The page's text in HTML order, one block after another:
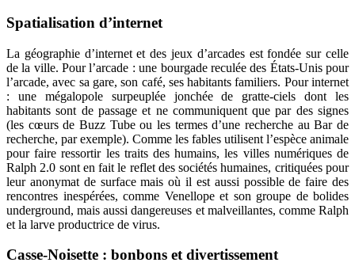
Spatialisation d’internet
La géographie d’internet et des jeux d’arcades est fondée sur celle
de la ville. Pour l’arcade : une bourgade reculée des États-Unis pour
l’arcade, avec sa gare, son café, ses habitants familiers. Pour internet
: une mégalopole surpeuplée jonchée de gratte-ciels dont les
habitants sont de passage et ne communiquent que par des signes
(les cœurs de Buzz Tube ou les termes d’une recherche au Bar de
recherche, par exemple). Comme les fables utilisent l’espèce animale
pour faire ressortir les traits des humains, les villes numériques de
Ralph 2.0 sont en fait le reflet des sociétés humaines, critiquées pour
leur anonymat de surface mais où il est aussi possible de faire des
rencontres inespérées, comme Venellope et son groupe de bolides
underground, mais aussi dangereuses et malveillantes, comme Ralph
et la larve productrice de virus.
Casse-Noisette : bonbons et divertissement